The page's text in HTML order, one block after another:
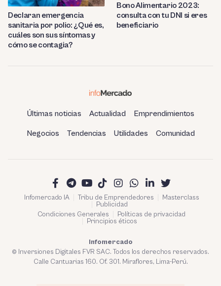
Declaran emergencia
sanitaria por polio: ¿Qué es,
cuáles son sus síntomas y
cómo se contagia?
Bono Alimentario 2023:
consulta con tu DNI si eres
beneficiario
Últimas noticias Actualidad Emprendimientos
Negocios Tendencias Utilidades Comunidad
Infomercado IA Tribu de Emprendedores
Masterclass
Publicidad
Condiciones Generales
Políticas de privacidad
Principios éticos
Infomercado
© Inversiones Digitales FVR SAC. Todos los derechos reservados.
Calle Cantuarias 160. Of. 301. Miraflores, Lima-Perú.